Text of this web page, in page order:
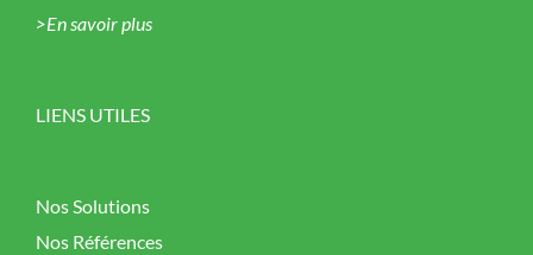
>En savoir plus
LIENS UTILES
Nos Solutions
Nos Références